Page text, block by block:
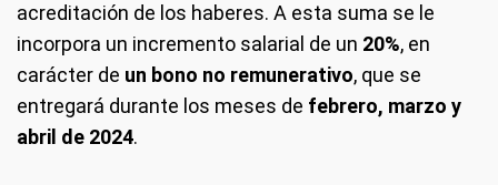
acreditación de los haberes. A esta suma se le
incorpora un incremento salarial de un 20%, en
carácter de un bono no remunerativo, que se
entregará durante los meses de febrero, marzo y
abril de 2024.